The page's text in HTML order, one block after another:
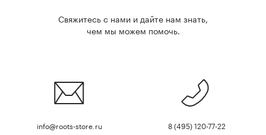
Свяжитесь с нами и дайте нам знать,
чем мы можем помочь.
info@roots-store.ru 8 (495) 120-77-22